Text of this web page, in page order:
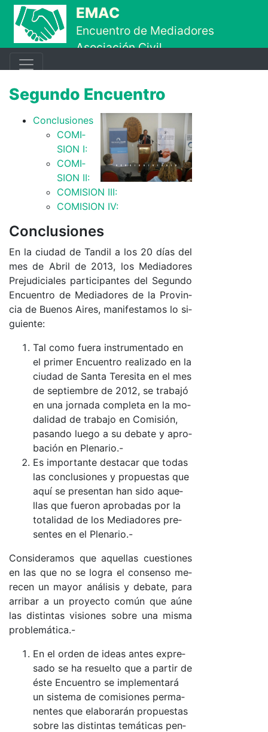
Ir al contenido principal
EMAC
Encuentro de Mediadores
Asociación Civil
Segundo Encuentro
Con­clu­sio­nes
CO­­­MI­­
SION I:
CO­­­MI­­
SION II:
CO­­­MI­­SION II­I:
CO­­­MI­­SION IV:
Conclusiones
En la ciu­dad de Tan­dil a los 20 días del
mes de Abril de 2013, los Me­dia­do­res
Pre­ju­di­cia­les par­ti­ci­pan­tes del Se­gun­do
En­cuen­tro de Me­dia­do­res de la Pro­vin­
cia de Bue­nos Ai­res, ma­ni­fes­ta­mos lo si­
guien­te:
Tal co­mo fue­ra ins­tru­men­ta­do en
el pri­mer En­cuen­tro rea­li­za­do en la
ciu­dad de San­ta Te­re­si­ta en el mes
de sep­tiem­bre de 2012, se tra­ba­jó
en una jor­na­da com­ple­ta en la mo­
da­li­dad de tra­ba­jo en Co­mi­sió­n,
pa­san­do lue­go a su de­ba­te y apro­
ba­ción en Ple­na­rio­.-
Es im­por­tan­te des­ta­car que to­das
las con­clu­sio­nes y pro­pues­tas que
aquí se pre­sen­tan han si­do aque­
llas que fue­ron apro­ba­das por la
to­ta­li­dad de los Me­dia­do­res pre­
sen­tes en el Ple­na­rio­.-
Con­si­de­ra­mos que aque­llas cues­tio­nes
en las que no se lo­gra el con­sen­so me­
re­cen un ma­yor aná­li­sis y de­ba­te, pa­ra
arri­bar a un pro­yec­to co­mún que aú­ne
las dis­tin­tas vi­sio­nes so­bre una mis­ma
pro­ble­má­ti­ca.-
En el or­den de ideas an­tes ex­pre­
sa­do se ha re­suel­to que a par­tir de
és­te En­cuen­tro se im­ple­men­ta­rá
un sis­te­ma de co­mi­sio­nes per­ma­
nen­tes que ela­bo­ra­rán pro­pues­tas
so­bre las dis­tin­tas te­má­ti­cas pen­